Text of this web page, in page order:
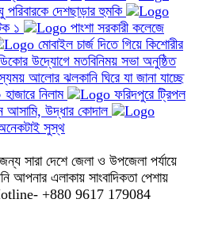
পরিবারকে দেশছাড়ার হুমকি
১
পাংশা সরকারী কলেজে
মোবাইল চার্জ দিতে গিয়ে কিশোরীর
উদ্যোগে মতবিনিময় সভা অনুষ্ঠিত
আলোর ঝলকানি ঘিরে যা জানা যাচ্ছে
নিলাম
ফরিদপুরে ট্রিপল
আসামি, উদ্ধার কোদাল
সুস্থ
সারা দেশে জেলা ও উপজেলা পর্যায়ে
আপনার এলাকায় সাংবাদিকতা পেশায়
+880 9617 179084